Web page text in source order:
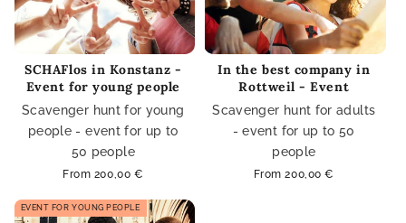
SCHAFlos in Konstanz -
Event for young people
Scavenger hunt for young
people - event for up to
50 people
Regular
From 200,00 €
In the best company in
Rottweil - Event
Scavenger hunt for adults
- event for up to 50
people
Regular
From 200,00 €
EVENT FOR YOUNG PEOPLE